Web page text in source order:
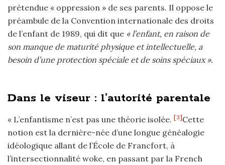
prétendue « oppression » de ses parents. Il oppose le
préambule de la Convention internationale des droits
de l’enfant de 1989, qui dit que « l’enfant, en raison de
son manque de maturité physique et intellectuelle, a
besoin d’une protection spéciale et de soins spéciaux ».
Dans le viseur : l’autorité parentale
« L’enfantisme n’est pas une théorie isolée. [3]Cette
notion est la dernière-née d’une longue généalogie
idéologique allant de l’École de Francfort, à
l’intersectionnalité woke, en passant par la French